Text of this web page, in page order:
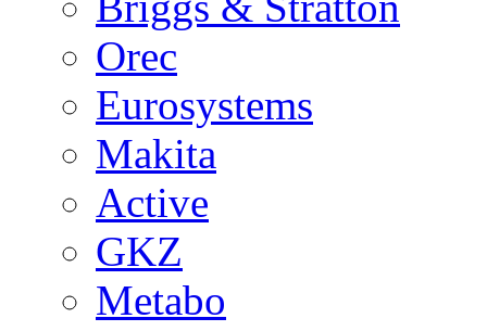
Orec
Eurosystems
Makita
Active
GKZ
Metabo